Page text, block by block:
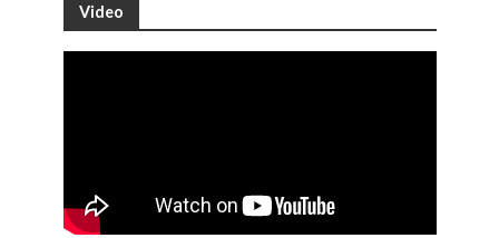
Video